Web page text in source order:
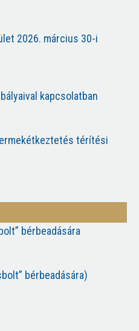
2026. március 30-i
kapcsolatban
térítési
bérbeadására
bérbeadására)